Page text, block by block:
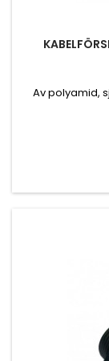
Av polyamid,